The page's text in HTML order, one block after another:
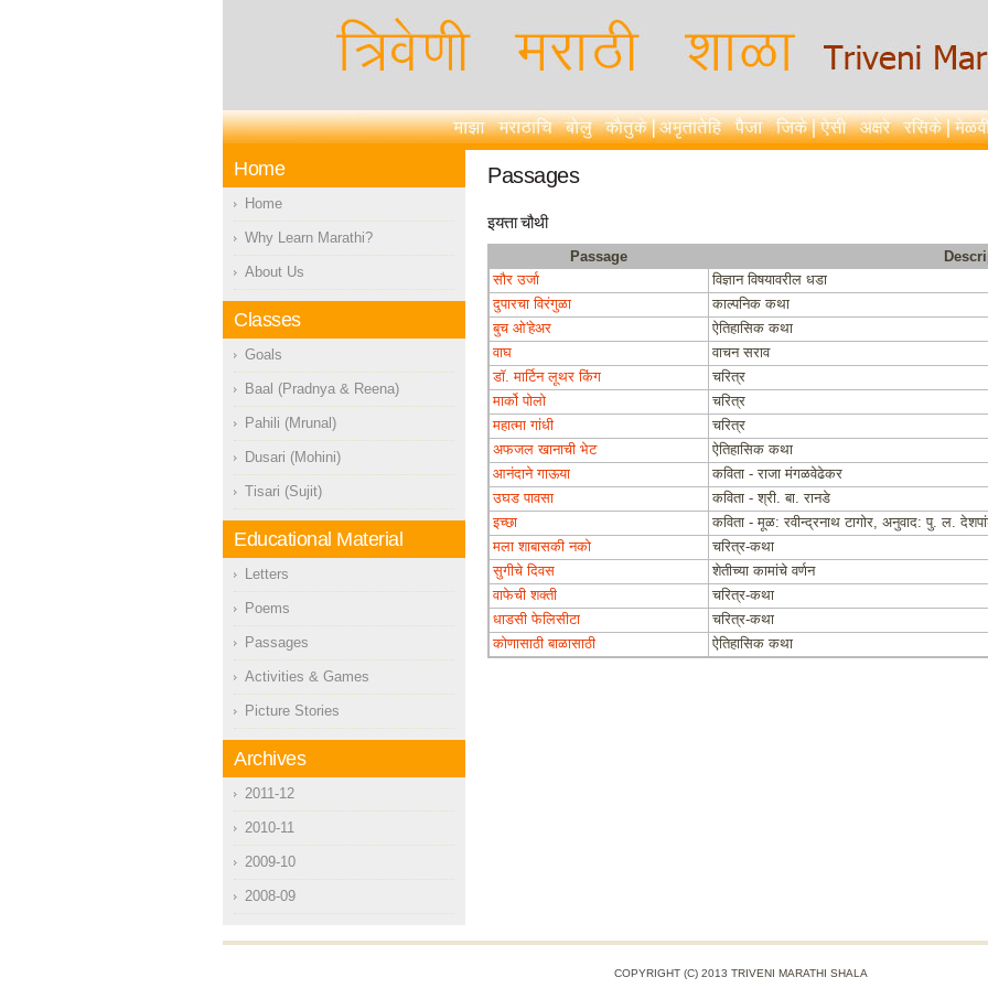
Passages
इयत्ता चौथी
Passage
सौर उर्जा
विज्ञान विषयावरील धडा
दुपारचा विरंगुळा
काल्पनिक कथा
बुच ओ'हेअर
ऐतिहासिक कथा
वाघ
वाचन सराव
डॉ. मार्टिन लूथर किंग
चरित्र
मार्को पोलो
चरित्र
महात्मा गांधी
चरित्र
अफजल खानाची भेट
ऐतिहासिक कथा
आनंदाने गाऊया
कविता - राजा मंगळवेढेकर
उघड पावसा
कविता - श्री. बा. रानडे
इच्छा
कविता - मूळ: रवीन्द्रनाथ टागोर, अनुवाद: पु. ल.
मला शाबासकी नको
चरित्र-कथा
सुगीचे दिवस
शेतीच्या कामांचे वर्णन
वाफेची शक्ती
चरित्र-कथा
धाडसी फेलिसीटा
चरित्र-कथा
कोणासाठी बाळासाठी
ऐतिहासिक कथा
Home
Home
Why Learn Marathi?
About Us
Classes
Goals
Baal (Pradnya & Reena)
Pahili (Mrunal)
Dusari (Mohini)
Tisari (Sujit)
Educational Material
Letters
Poems
Passages
Activities & Games
Picture Stories
Archives
2011-12
2010-11
2009-10
2008-09
COPYRIGHT (C) 2013 TRIVENI MARATHI SHALA